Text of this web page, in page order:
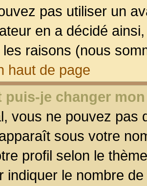
pas utiliser un
en a décidé
raisons (nous
haut de page
puis-je changer
vous ne pouvez pas
sous votre
profil selon le
indiquer le nombre